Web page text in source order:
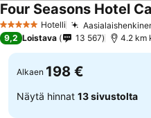
5 Tähtiluokitus
Hotelli
9,2 Loistava 13 567 4.2 km
Alkaen 198 €
Näytä hinnat 13 sivustolta